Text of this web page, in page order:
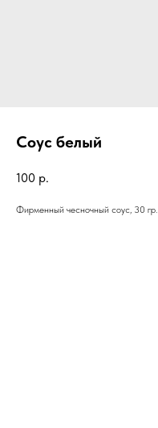
Соус белый
100 р.
Фирменный чесночный соус, 30 гр.